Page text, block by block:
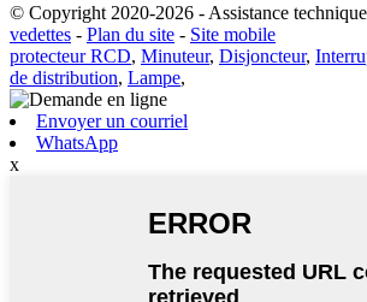
© Copyright 2020-2026 - Assistance
vedettes - Plan du site - Site mobile
protecteur RCD, Minuteur, Disjoncteur,
de distribution, Lampe,
Envoyer un courriel
WhatsApp
x